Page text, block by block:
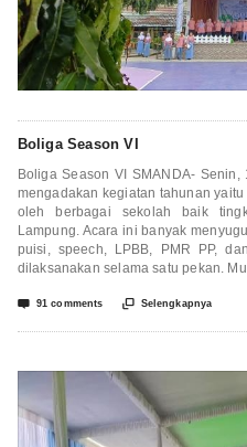
Boliga Season VI
Boliga Season VI SMANDA-
mengadakan kegiatan tahunan
oleh berbagai sekolah baik
Lampung. Acara ini banyak
puisi, speech, LPBB, PMR PP,
dilaksanakan selama satu pekan.
 91 comments  Selengkapnya